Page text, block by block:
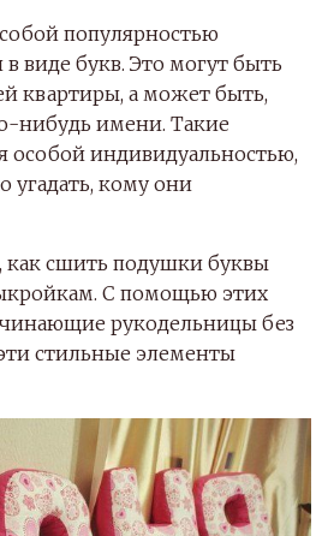
популярностью
виде букв. Это могут быть
квартиры, а может быть,
нибудь имени. Такие
особой индивидуальностью,
угадать, кому они
сшить подушки буквы
С помощью этих
рукодельницы без
стильные элементы